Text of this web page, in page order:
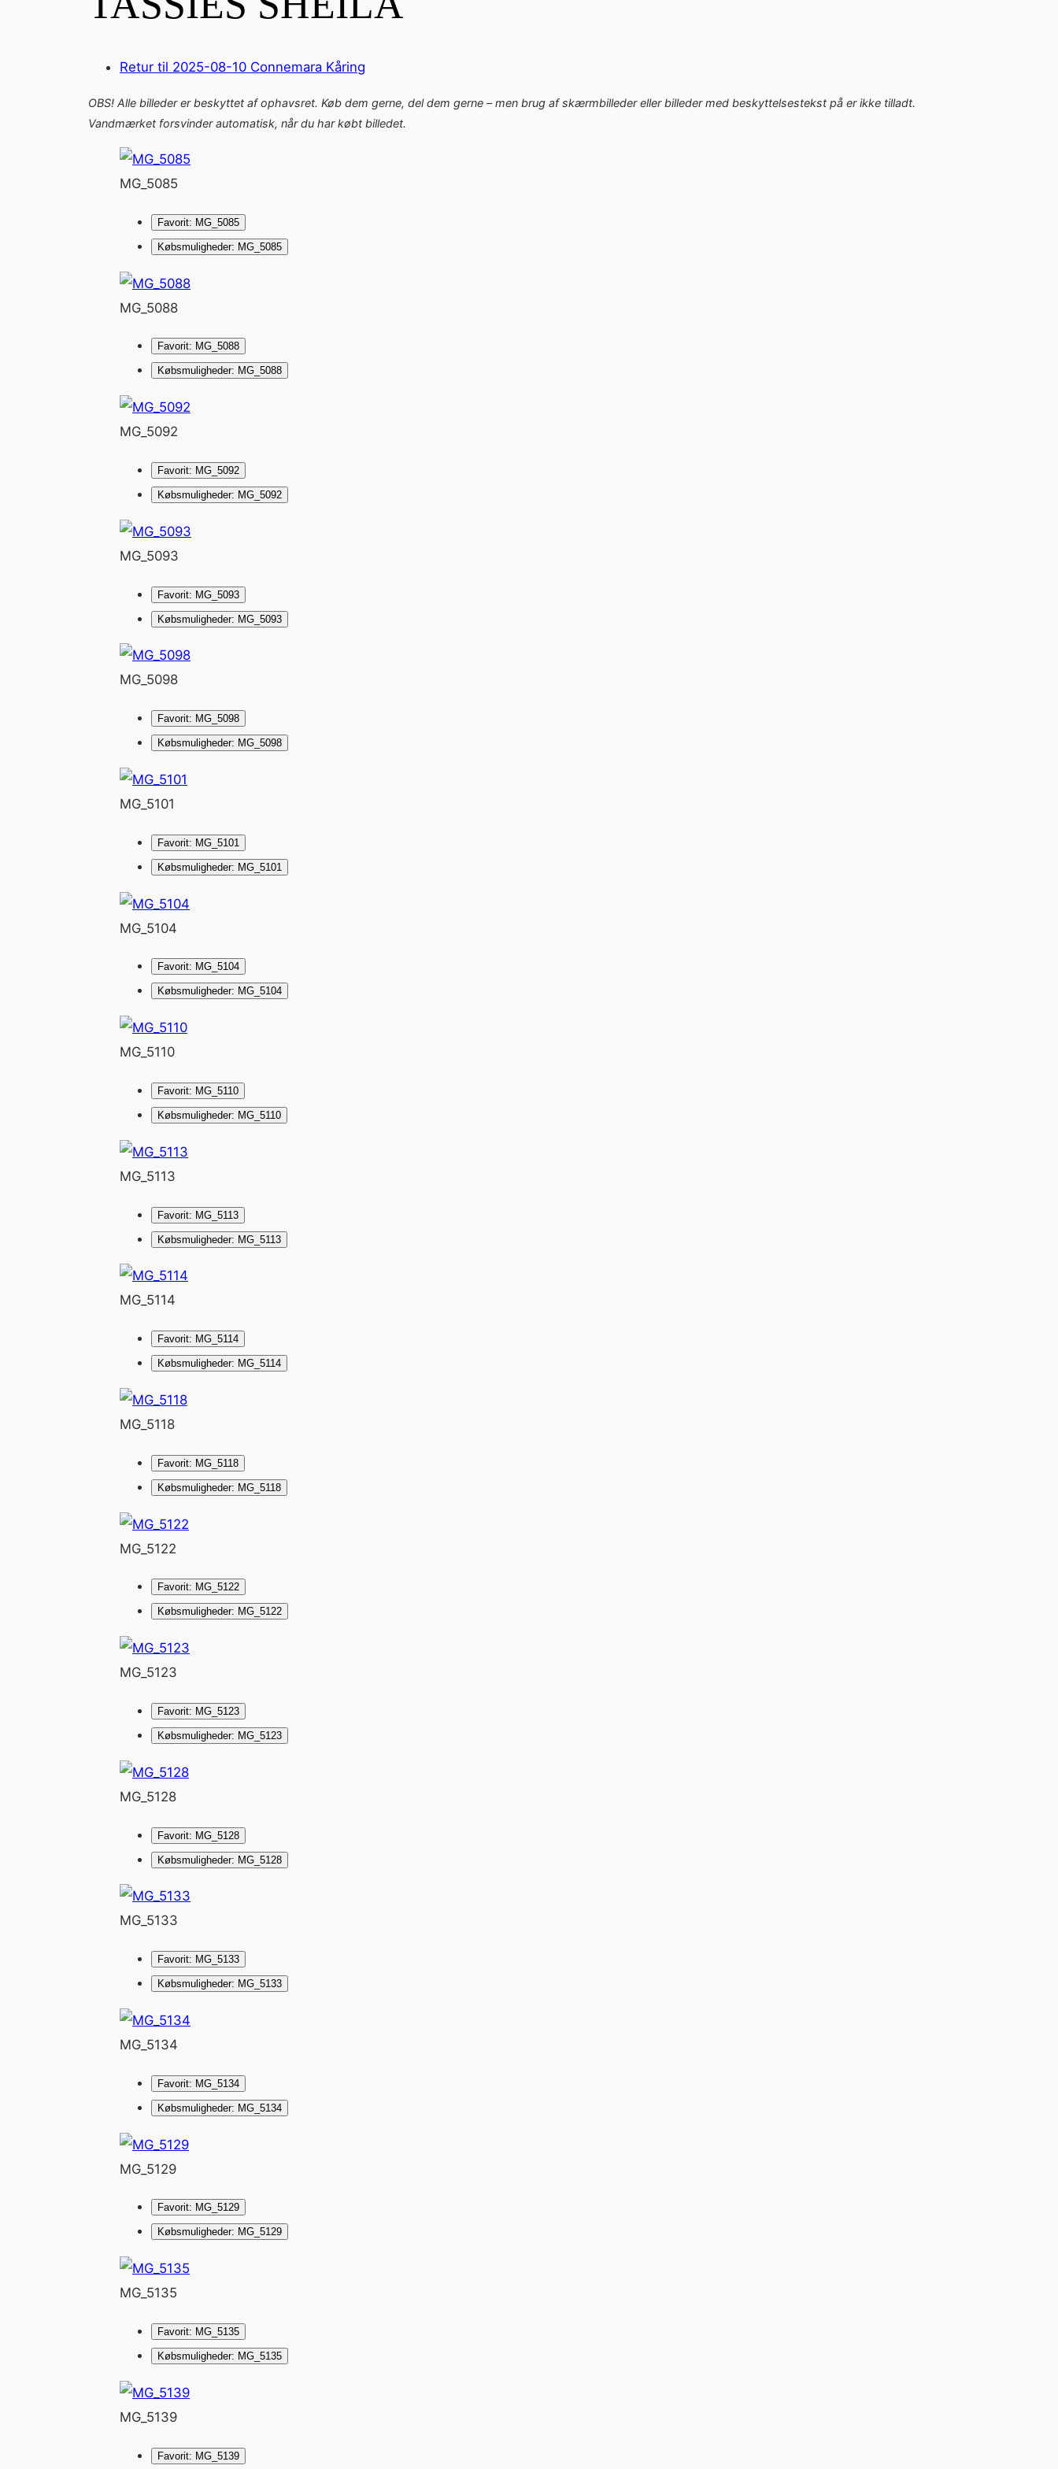
Retur til 2025-08-10 Connemara Kåring
OBS! Alle billeder er beskyttet af ophavsret. Køb dem gerne, del dem gerne – men brug af skærmbilleder eller billeder med beskyttelsestekst på er ikke tilladt.
Vandmærket forsvinder automatisk, når du har købt billedet.
MG_5085
Favorit: MG_5085
Købsmuligheder: MG_5085
MG_5088
Favorit: MG_5088
Købsmuligheder: MG_5088
MG_5092
Favorit: MG_5092
Købsmuligheder: MG_5092
MG_5093
Favorit: MG_5093
Købsmuligheder: MG_5093
MG_5098
Favorit: MG_5098
Købsmuligheder: MG_5098
MG_5101
Favorit: MG_5101
Købsmuligheder: MG_5101
MG_5104
Favorit: MG_5104
Købsmuligheder: MG_5104
MG_5110
Favorit: MG_5110
Købsmuligheder: MG_5110
MG_5113
Favorit: MG_5113
Købsmuligheder: MG_5113
MG_5114
Favorit: MG_5114
Købsmuligheder: MG_5114
MG_5118
Favorit: MG_5118
Købsmuligheder: MG_5118
MG_5122
Favorit: MG_5122
Købsmuligheder: MG_5122
MG_5123
Favorit: MG_5123
Købsmuligheder: MG_5123
MG_5128
Favorit: MG_5128
Købsmuligheder: MG_5128
MG_5133
Favorit: MG_5133
Købsmuligheder: MG_5133
MG_5134
Favorit: MG_5134
Købsmuligheder: MG_5134
MG_5129
Favorit: MG_5129
Købsmuligheder: MG_5129
MG_5135
Favorit: MG_5135
Købsmuligheder: MG_5135
MG_5139
Favorit: MG_5139